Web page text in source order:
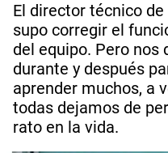
El director técnico
supo corregir el
del equipo. Pero nos
durante y después
aprender muchos, a
todas dejamos de
rato en la vida.